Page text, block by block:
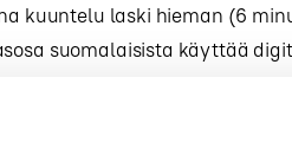
kuuntelu laski hieman (6
suomalaisista käyttää
toimitusjohtaja